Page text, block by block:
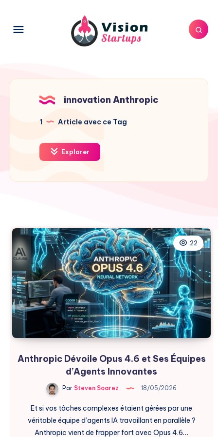
innovation Anthropic
1 Article avec ce Tag
Explorer
22
Anthropic Dévoile Opus 4.6 et Ses Équipes
d’Agents Innovantes
Par Steven Soarez 18/05/2026
Et si vos tâches complexes étaient gérées par une
véritable équipe d’agents IA travaillant en parallèle ?
Anthropic vient de frapper fort avec Opus 4.6…